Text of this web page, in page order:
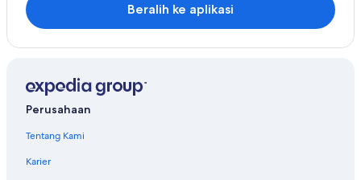
Beralih ke aplikasi
Perusahaan
Tentang Kami
Karier